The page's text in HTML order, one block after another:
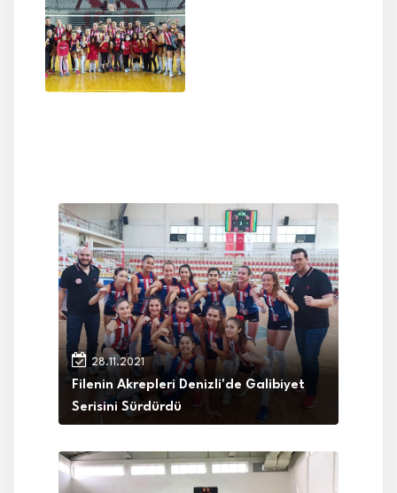
28.11.2021
Filenin Akrepleri Denizli'de Galibiyet
Serisini Sürdürdü